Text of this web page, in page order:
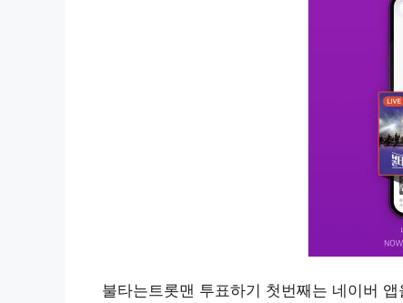
불타는트롯맨 투표하기 첫번째는 네이버